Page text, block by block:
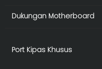
Dukungan Motherboard
Port Kipas Khusus